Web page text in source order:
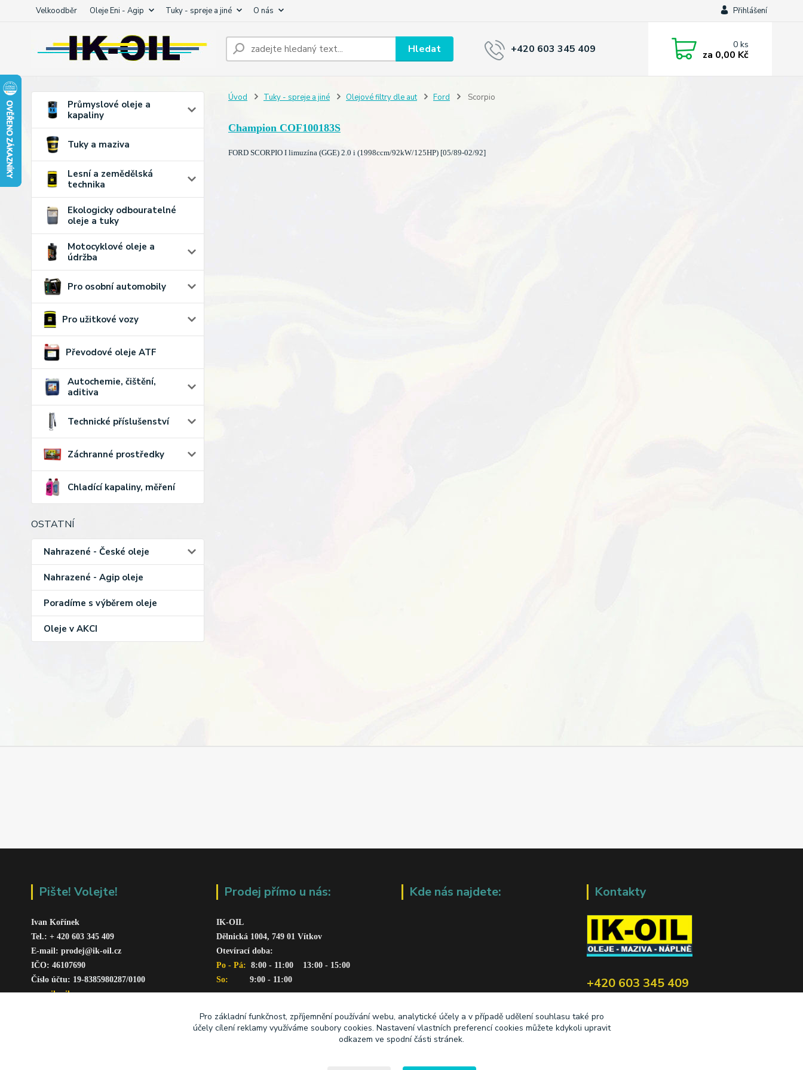
Velkoodběr Oleje Eni - Agip Tuky - spreje a jiné O nás Přihlášení
Hledat +420 603 345 409 0ks
za 0,00 Kč
Průmyslové oleje a
kapaliny
Tuky a maziva
Lesní a zemědělská
technika
Ekologicky odbouratelné
oleje a tuky
Motocyklové oleje a
údržba
Pro osobní automobily
Pro užitkové vozy
Převodové oleje ATF
Autochemie, čištění,
aditiva
Technické příslušenství
Záchranné prostředky
Chladící kapaliny, měření
OSTATNÍ
Nahrazené - České oleje
Nahrazené - Agip oleje
Poradíme s výběrem oleje
Oleje v AKCI
Úvod Tuky - spreje a jiné Olejové filtry dle aut Ford Scorpio
Champion COF100183S
FORD SCORPIO I limuzína (GGE) 2.0 i (1998ccm/92kW/125HP) [05/89-02/92]
Pište! Volejte!
Ivan Kořínek
Tel.: + 420 603 345 409
E-mail: prodej@ik-oil.cz
IČO: 46107690
Číslo účtu: 19-8385980287/0100
www.ik-oil.cz
Prodej přímo u nás:
IK-OIL
Dělnická 1004, 749 01 Vítkov
Otevírací doba:
Po - Pá: 8:00 - 11:00    13:00 - 15:00
So:
      9:00 - 11:00
Kde nás najdete: Kontakty
+420 603 345 409
Pro základní funkčnost, zpříjemnění používání webu, analytické účely a v případě udělení souhlasu také pro
účely cílení reklamy využíváme soubory cookies. Nastavení vlastních preferencí cookies můžete kdykoli upravit
odkazem ve spodní části stránek.